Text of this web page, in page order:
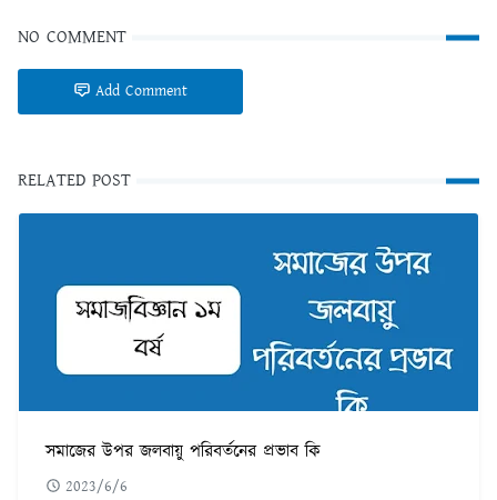
NO COMMENT
Add Comment
RELATED POST
সমাজের উপর জলবায়ু পরিবর্তনের প্রভাব কি
2023/6/6